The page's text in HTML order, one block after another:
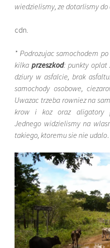
wiedzielismy, ze dotarlismy do
cdn.
* Podrozujac samochodem
kilkaprzeszkod: punkty oplat
dziury w asfalcie, brak
samochody osobowe,
Uwazac trzeba rowniez na
krow i koz oraz aligatory
Jednego widzielismy na
takiego, ktoremu sie nie